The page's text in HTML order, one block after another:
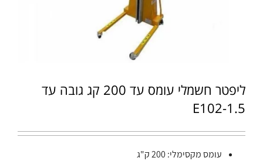
ליפטר חשמלי עומס עד 200 קג גובה עד
1.5-E102
עומס מקסימלי: 200 ק"ג